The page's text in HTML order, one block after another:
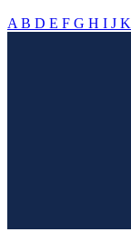
A B D E F G H I J K